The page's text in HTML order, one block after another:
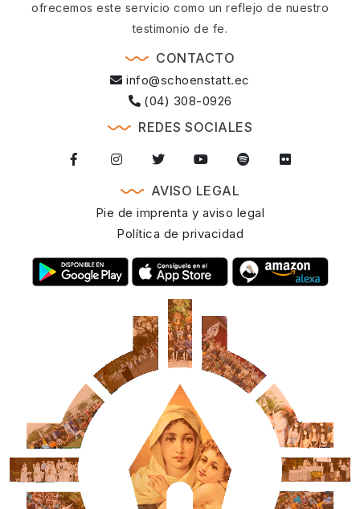
ofrecemos este servicio como un reflejo de nuestro
testimonio de fe.
CONTACTO
info@schoenstatt.ec
(04) 308-0926
REDES SOCIALES
AVISO LEGAL
Pie de imprenta y aviso legal
Política de privacidad